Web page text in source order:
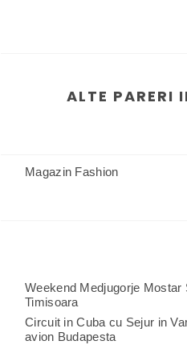
ALTE PARERI
Magazin Fashion
Weekend Medjugorje Mostar
Timisoara
Circuit in Cuba cu Sejur in
avion Budapesta